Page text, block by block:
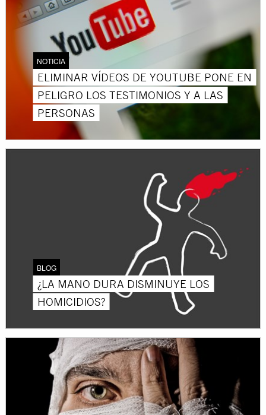
NOTICIA
ELIMINAR VÍDEOS DE YOUTUBE PONE EN
PELIGRO LOS TESTIMONIOS Y A LAS
PERSONAS
BLOG
¿LA MANO DURA DISMINUYE LOS
HOMICIDIOS?